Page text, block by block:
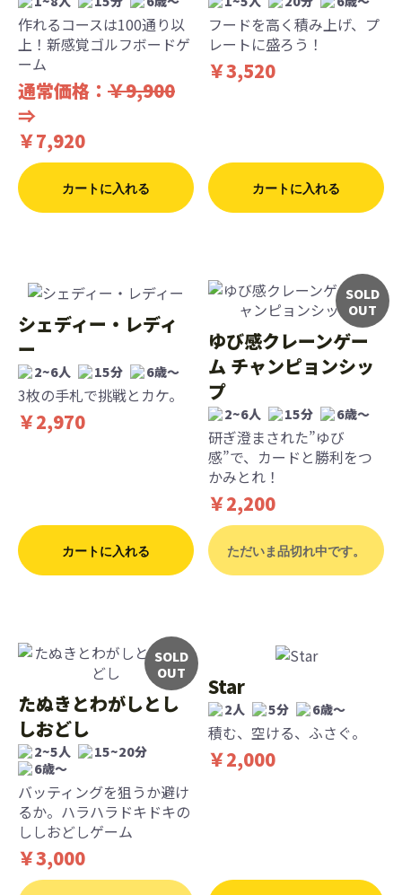
作れるコースは100通り以
上！新感覚ゴルフボードゲ
ーム
通常価格： ￥9,900
⇒
￥7,920
カートに入れる
フードを高く積み上げ、プ
レートに盛ろう！
￥3,520
カートに入れる
シェディー・レディ
ー
2~6人 15分 6歳〜
3枚の手札で挑戦とカケ。
￥2,970
カートに入れる
SOLD
OUT
ゆび感クレーンゲー
ム チャンピョンシッ
プ
2~6人 15分 6歳〜
研ぎ澄まされた”ゆび
感”で、カードと勝利をつ
かみとれ！
￥2,200
ただいま品切れ中です。
SOLD
OUT
たぬきとわがしとし
しおどし
2~5人
15~20分
6歳〜
バッティングを狙うか避け
るか。ハラハラドキドキの
ししおどしゲーム
￥3,000
Star
2人 5分 6歳〜
積む、空ける、ふさぐ。
￥2,000